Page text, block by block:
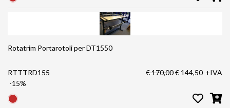
Rotatrim Portarotoli per DT1550
RTTTRD155
-15%
€ 170,00€ 144,50 +IVA